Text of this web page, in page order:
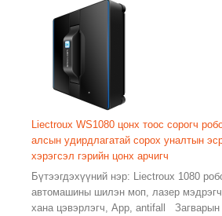
Liectroux WS1080 цонх тоос сорогч
алсын удирдлагатай сорох уналтын
хэрэгсэл гэрийн цонх арчигч
Бүтээгдэхүүний нэр: Liectroux 1080
автомашины шилэн моп, лазер
хана цэвэрлэгч, App, antifall Загварын